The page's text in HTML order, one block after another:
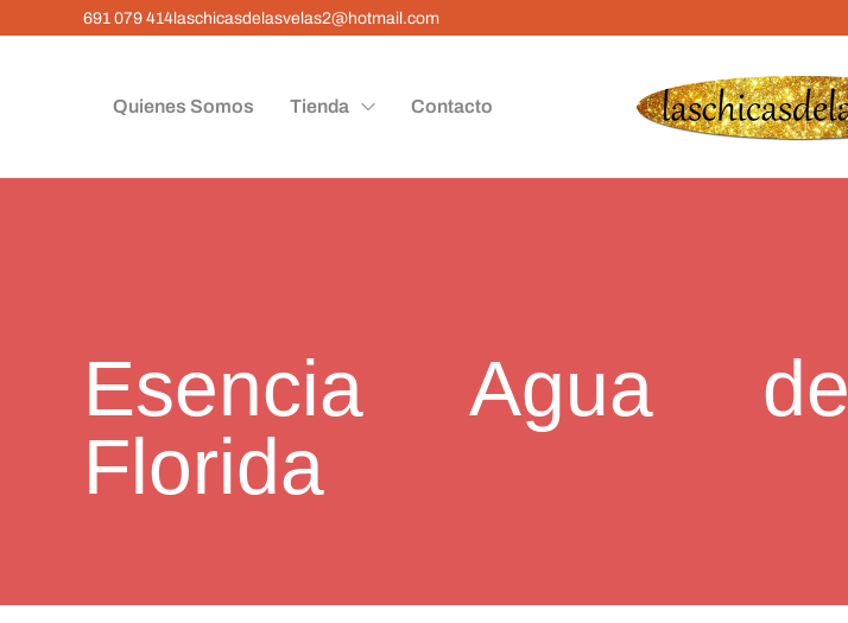
691 079 414laschicasdelasvelas2@hotmail.com
Quienes Somos Tienda Contacto
Esencia Agua de
Florida